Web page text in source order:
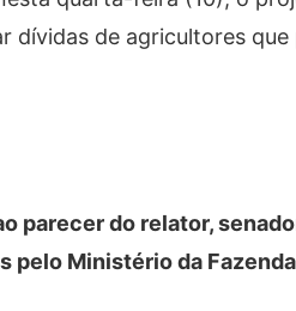
dívidas de agricultores
parecer do relator,
pelo Ministério da